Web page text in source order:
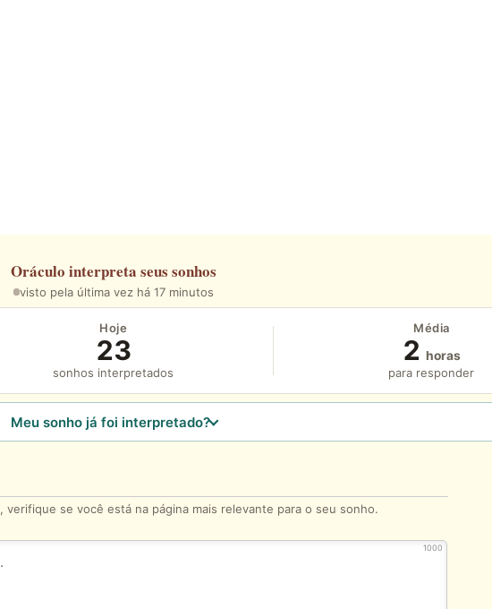
Oráculo interpreta seus sonhos
visto pela última vez há 17 minutos
Hoje
23
sonhos interpretados
Média
2 horas
para responder
Meu sonho já foi interpretado?
se você está na página mais relevante para o seu sonho.
1000